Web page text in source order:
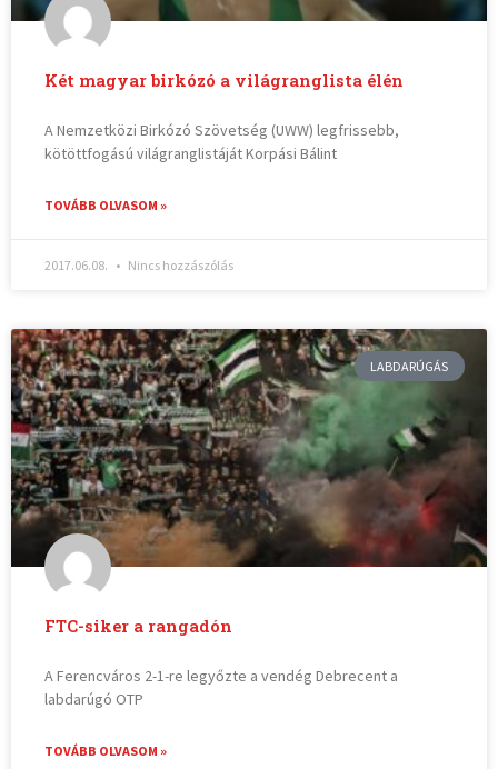
Két magyar birkózó a világranglista élén
A Nemzetközi Birkózó Szövetség (UWW) legfrissebb,
kötöttfogású világranglistáját Korpási Bálint
TOVÁBB OLVASOM »
2017.06.08. Nincs hozzászólás
LABDARÚGÁS
FTC-siker a rangadón
A Ferencváros 2-1-re legyőzte a vendég Debrecent a
labdarúgó OTP
TOVÁBB OLVASOM »